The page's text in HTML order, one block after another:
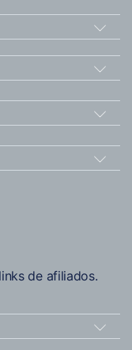
de afiliados.